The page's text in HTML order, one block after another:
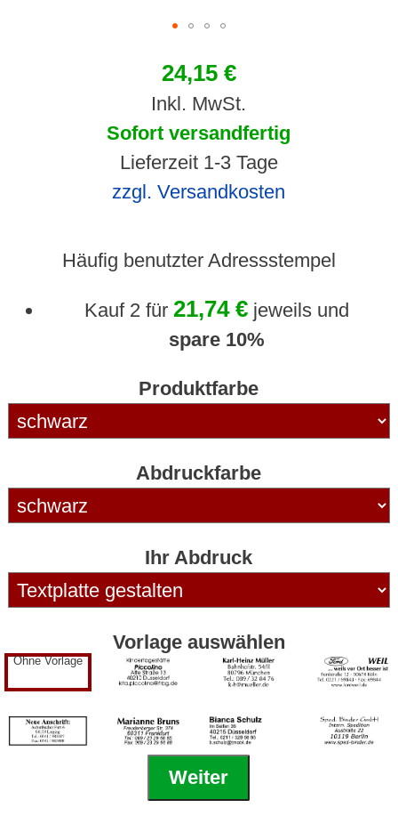
24,15 €
Inkl. MwSt.
Sofort versandfertig
Lieferzeit 1-3 Tage
zzgl. Versandkosten
Häufig benutzter Adressstempel
Kauf 2 für 21,74 € jeweils und
spare10%
Produktfarbe
Abdruckfarbe
Ihr Abdruck
Vorlage auswählen
Ohne Vorlage
Weiter